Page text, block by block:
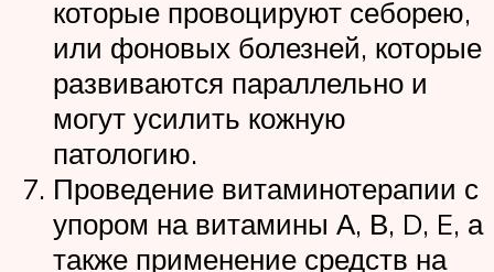
которые провоцируют себорею,
или фоновых болезней, которые
развиваются параллельно и
могут усилить кожную
патологию.
Проведение витаминотерапии с
упором на витамины А, В, D, E, а
также применение средств на